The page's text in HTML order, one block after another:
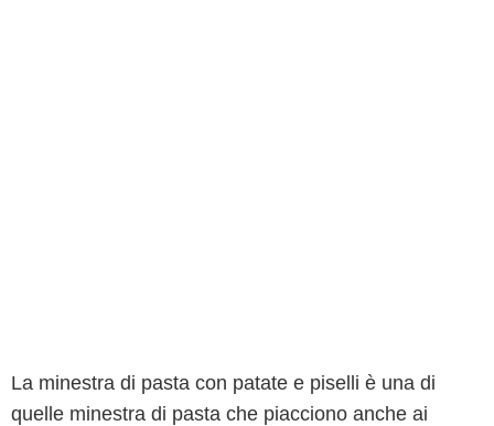
La minestra di pasta con patate e piselli è una di
quelle minestra di pasta che piacciono anche ai